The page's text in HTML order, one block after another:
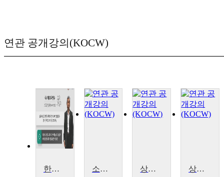
연관 공개강의(KOCW)
한국사회의 다문화 현상 이해 소재가 빚어내는 문명의 화음 상징디자인의 이해[Understanding of Symbolic Design] 상징디자인의 이해